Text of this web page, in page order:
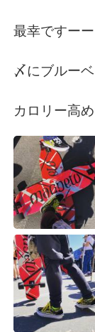
最幸ですー
〆にブルー
カロリー高